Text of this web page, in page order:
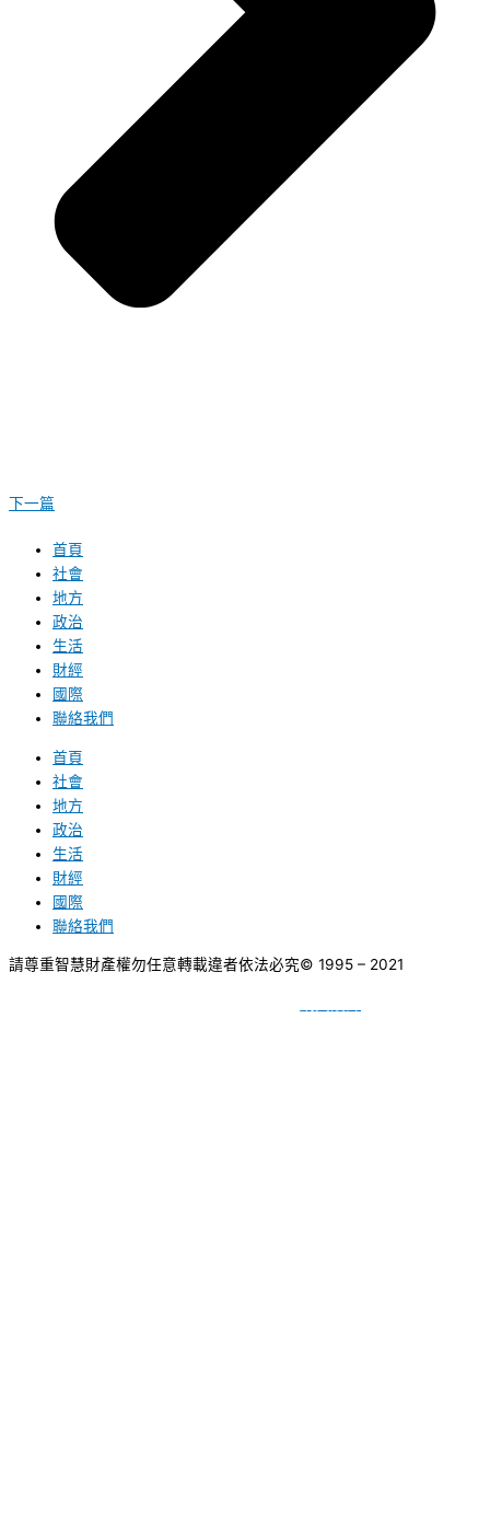
下一篇
首頁
社會
地方
政治
生活
財經
國際
聯絡我們
首頁
社會
地方
政治
生活
財經
國際
聯絡我們
請尊重智慧財產權勿任意轉載違者依法必究© 1995 – 2021